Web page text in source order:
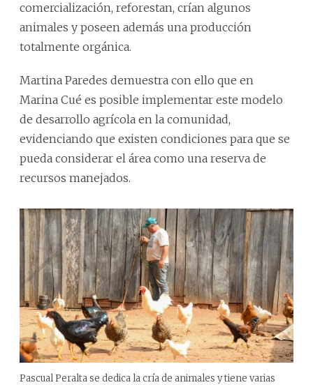
comercialización, reforestan, crían algunos
animales y poseen además una producción
totalmente orgánica.
Martina Paredes demuestra con ello que en
Marina Cué es posible implementar este modelo
de desarrollo agrícola en la comunidad,
evidenciando que existen condiciones para que se
pueda considerar el área como una reserva de
recursos manejados.
Pascual Peralta se dedica la cría de animales y tiene varias